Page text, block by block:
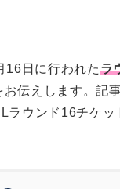
16日に行われたラ
お伝えします。記
ラウンド16チケッ